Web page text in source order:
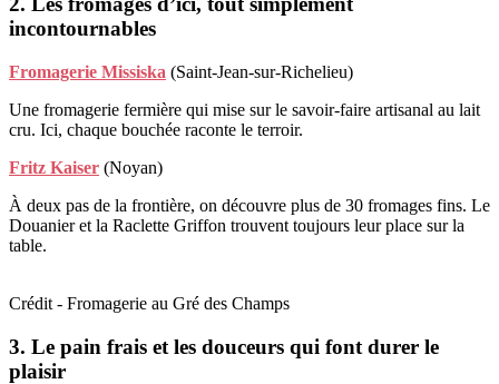
incontournables
Fromagerie Missiska (Saint-Jean-sur-Richelieu)
Une fromagerie fermière qui mise sur le savoir-faire artisanal au lait
cru. Ici, chaque bouchée raconte le terroir.
Fritz Kaiser (Noyan)
À deux pas de la frontière, on découvre plus de 30 fromages fins. Le
Douanier et la Raclette Griffon trouvent toujours leur place sur la
table.
Crédit - Fromagerie au Gré des Champs
3. Le pain frais et les douceurs qui font durer le
plaisir